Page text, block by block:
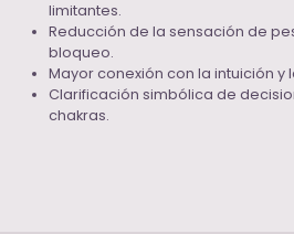
limitantes.
Reducción de la sensación de
bloqueo.
Mayor conexión con la intuición y
Clarificación simbólica de
chakras.